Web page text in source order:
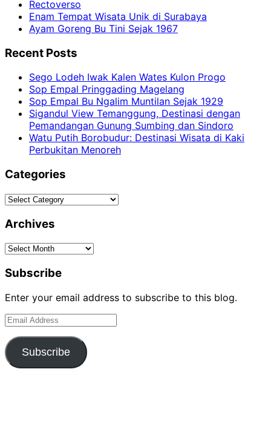
Rectoverso
Enam Tempat Wisata Unik di Surabaya
Ayam Goreng Bu Tini Sejak 1967
Recent Posts
Sego Lodeh Iwak Kalen Wates Kulon Progo
Sop Empal Pringgading Magelang
Sop Empal Bu Ngalim Muntilan Sejak 1929
Sigandul View Temanggung, Destinasi dengan
Pemandangan Gunung Sumbing dan Sindoro
Watu Putih Borobudur: Destinasi Wisata di Kaki
Perbukitan Menoreh
Categories
Categories
Archives
Archives
Subscribe
Enter your email address to subscribe to this blog.
Email
Address
Subscribe